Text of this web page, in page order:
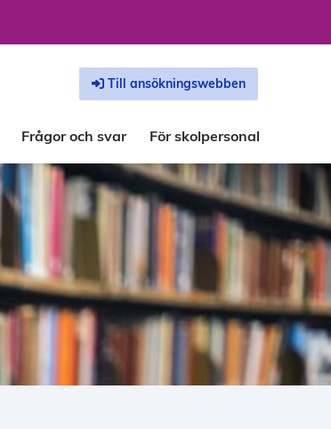
Frågor och svar För skolpersonal
Till ansökningswebben